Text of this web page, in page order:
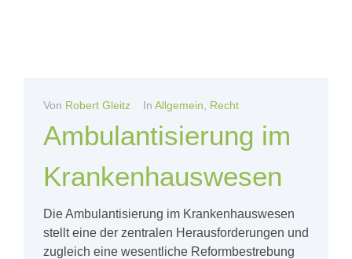
Von Robert Gleitz In Allgemein, Recht
Ambulantisierung im
Krankenhauswesen
Die Ambulantisierung im Krankenhauswesen
stellt eine der zentralen Herausforderungen und
zugleich eine wesentliche Reformbestrebung